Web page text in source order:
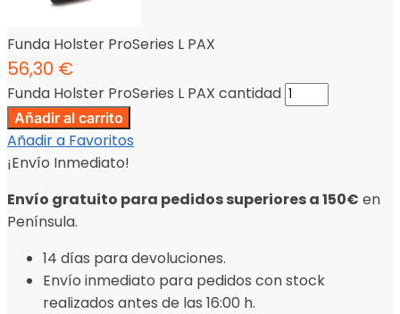
Funda Holster ProSeries L PAX
56,30 €
Funda Holster ProSeries L PAX cantidad
Añadir al carrito
Añadir a Favoritos
¡Envío Inmediato!
Envío gratuito para pedidos superiores a 150€ en
Península.
14 días para devoluciones.
Envío inmediato para pedidos con stock
realizados antes de las 16:00 h.